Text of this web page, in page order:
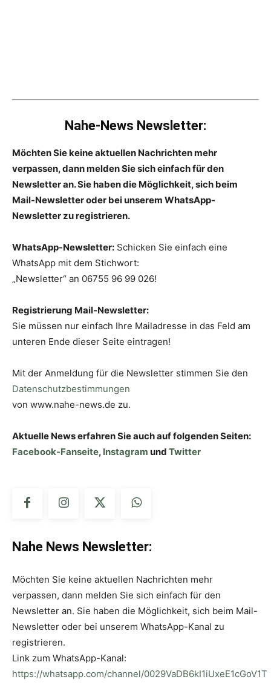
Nahe-News Newsletter:
Möchten Sie keine aktuellen Nachrichten mehr
verpassen, dann melden Sie sich einfach für den
Newsletter an. Sie haben die Möglichkeit, sich beim
Mail-Newsletter oder bei unserem WhatsApp-
Newsletter zu registrieren.
WhatsApp-Newsletter: Schicken Sie einfach eine
WhatsApp mit dem Stichwort:
„Newsletter“ an 06755 96 99 026!
Registrierung Mail-Newsletter:
Sie müssen nur einfach Ihre Mailadresse in das Feld am
unteren Ende dieser Seite eintragen!
Mit der Anmeldung für die Newsletter stimmen Sie den
Datenschutzbestimmungen
von www.nahe-news.de zu.
Aktuelle News erfahren Sie auch auf folgenden Seiten:
Facebook-Fanseite, Instagram und Twitter
Nahe News Newsletter:
Möchten Sie keine aktuellen Nachrichten mehr
verpassen, dann melden Sie sich einfach für den
Newsletter an. Sie haben die Möglichkeit, sich beim Mail-
Newsletter oder bei unserem WhatsApp-Kanal zu
registrieren.
Link zum WhatsApp-Kanal:
https://whatsapp.com/channel/0029VaDB6kI1iUxeE1cGoV1T